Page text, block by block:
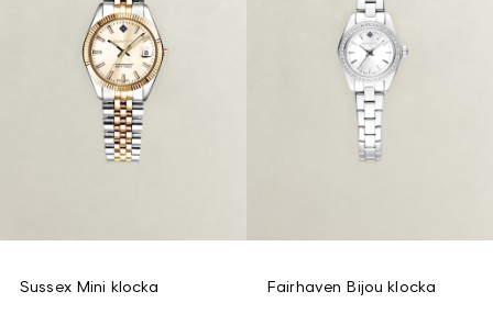
Sussex Mini klocka Fairhaven Bijou klocka